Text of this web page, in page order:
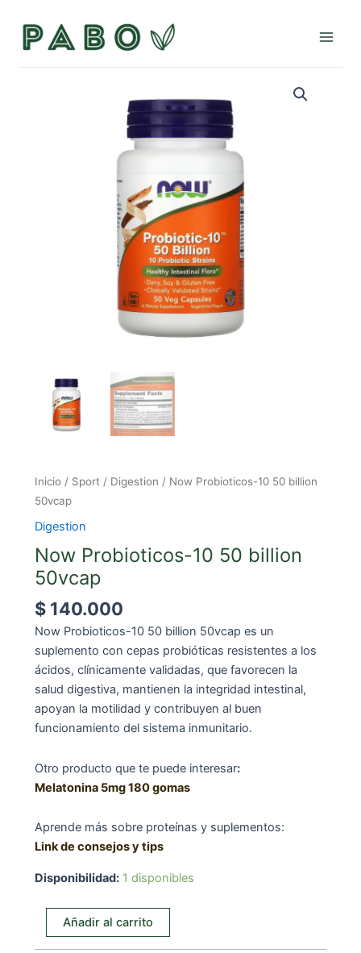
contenido
Inicio/ Sport / Digestion / Now Probioticos-10 50 billion
50vcap
Digestion
Now Probioticos-10 50 billion
50vcap
$140.000
Now Probioticos-10 50 billion 50vcap es un
suplemento con cepas probióticas resistentes a los
ácidos, clínicamente validadas, que favorecen la
salud digestiva, mantienen la integridad intestinal,
apoyan la motilidad y contribuyen al buen
funcionamiento del sistema inmunitario.
Otro producto que te puede interesar:
Melatonina 5mg 180 gomas
Aprende más sobre proteínas y suplementos:
Link de consejos y tips
Disponibilidad: 1 disponibles
Probioticos-
Añadir al carrito